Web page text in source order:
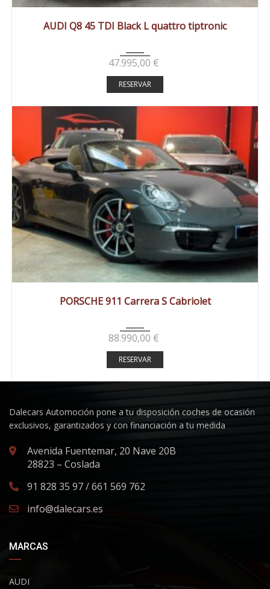
AUDI Q8 45 TDI Black L quattro tiptronic
47.995,00 €
RESERVAR
PORSCHE 911 Carrera S Cabriolet
88.990,00 €
RESERVAR
Dalecars Automoción pone a tu disposición coches de ocasión
exclusivos, garantizados y con financiación a tu medida
Avenida Fuentemar, 20 Nave 20B
28823 – Coslada
91 828 35 97 / 661 569 762
info@dalecars.es
MARCAS
AUDI